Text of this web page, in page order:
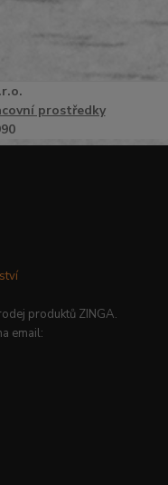
prostředky
produktů ZINGA.
email: